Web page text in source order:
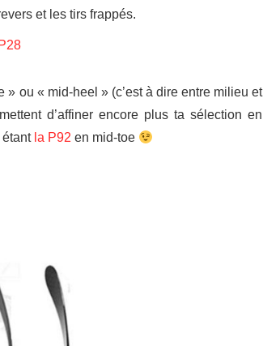
et les tirs frappés.
ou « mid-heel » (c’est à dire entre milieu et
d’affiner encore plus ta sélection en
étant la P92 en mid-toe